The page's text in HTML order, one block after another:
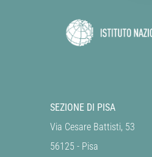
SEZIONE DI PISA
Via Cesare Battisti, 53
56125 - Pisa